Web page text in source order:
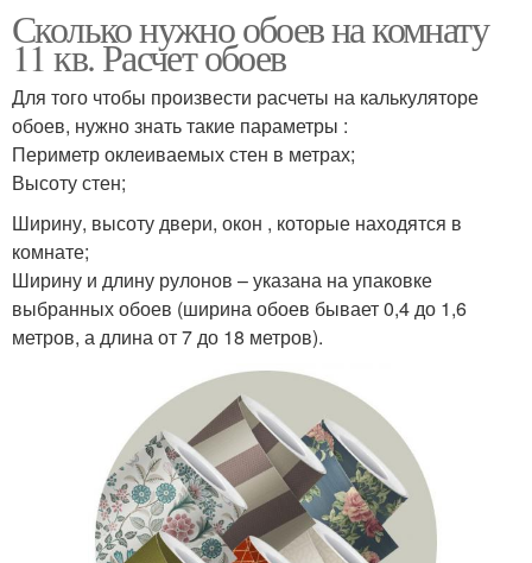
Сколько нужно обоев на комнату
11 кв. Расчет обоев
Для того чтобы произвести расчеты на калькуляторе
обоев, нужно знать такие параметры :
Периметр оклеиваемых стен в метрах;
Высоту стен;
Ширину, высоту двери, окон , которые находятся в
комнате;
Ширину и длину рулонов – указана на упаковке
выбранных обоев (ширина обоев бывает 0,4 до 1,6
метров, а длина от 7 до 18 метров).